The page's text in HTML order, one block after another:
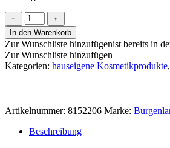
Sonnenlippenpflege
LSF
50+
Menge
﹣
﹢
In den Warenkorb
Zur Wunschliste hinzufügenist bereits in
Zur Wunschliste hinzufügen
Kategorien: hauseigene Kosmetikprodukte,
Artikelnummer: 8152206 Marke:
Beschreibung